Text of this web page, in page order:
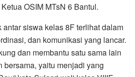
OSIM MTsN 6 Bantul.
antar siswa kelas 8F terlihat dalam
dan komunikasi yang lancar.
dan membantu satu sama lain
bersama, yaitu menjadi yang